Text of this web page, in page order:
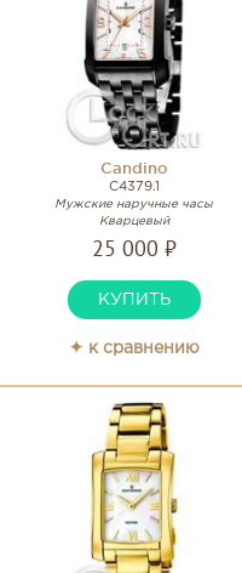
Candino
C4379.1
Мужские наручные часы
Кварцевый
25 000 ₽
КУПИТЬ
✦ к сравнению